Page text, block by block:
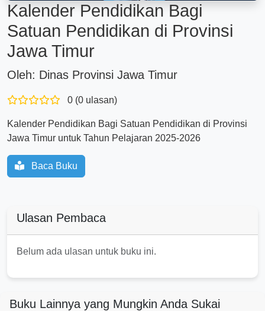
Kalender Pendidikan Bagi
Satuan Pendidikan di Provinsi
Jawa Timur
Oleh: Dinas Provinsi Jawa Timur
0 (0 ulasan)
Kalender Pendidikan Bagi Satuan Pendidikan di Provinsi
Jawa Timur untuk Tahun Pelajaran 2025-2026
Baca Buku
Ulasan Pembaca
Belum ada ulasan untuk buku ini.
Buku Lainnya yang Mungkin Anda Sukai